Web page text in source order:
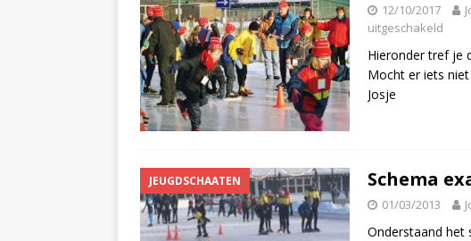
12/10/2017
uitgeschakeld
Hieronder tref je
Mocht er iets
Josje
JEUGDSCHAATEN Schema
01/03/2013
Onderstaand het